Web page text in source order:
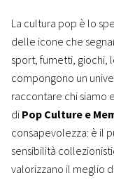
La cultura pop è lo
delle icone che
sport, fumetti, giochi,
compongono un
raccontare chi siamo
di Pop Culture e
consapevolezza: è il
sensibilità
valorizzano il meglio